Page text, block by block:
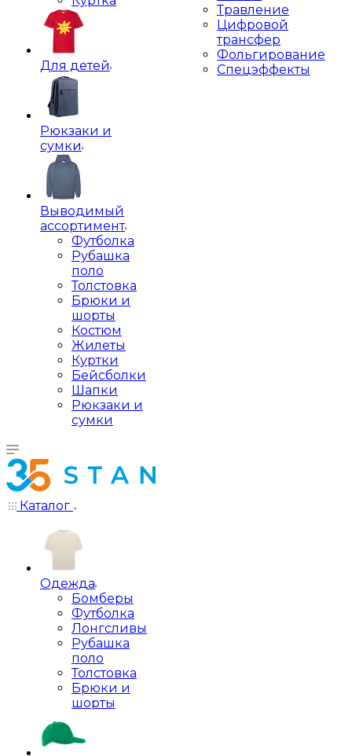
Для детей
Рюкзаки и
сумки
Выводимый
ассортимент
Футболка
Рубашка
поло
Толстовка
Брюки и
шорты
Костюм
Жилеты
Куртки
Бейсболки
Шапки
Рюкзаки и
сумки
Травление
Цифровой
трансфер
Фольгирование
Спецэффекты
Каталог
Одежда
Бомберы
Футболка
Лонгсливы
Рубашка
поло
Толстовка
Брюки и
шорты